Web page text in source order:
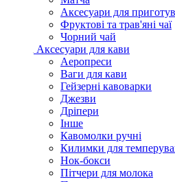
Аксесуари для
Фруктові та трав'яні чаї
Чорний чай
Аксесуари для кави
Аеропреси
Ваги для кави
Гейзерні кавоварки
Джезви
Дріпери
Інше
Кавомолки ручні
Килимки для
Нок-бокси
Пітчери для молока